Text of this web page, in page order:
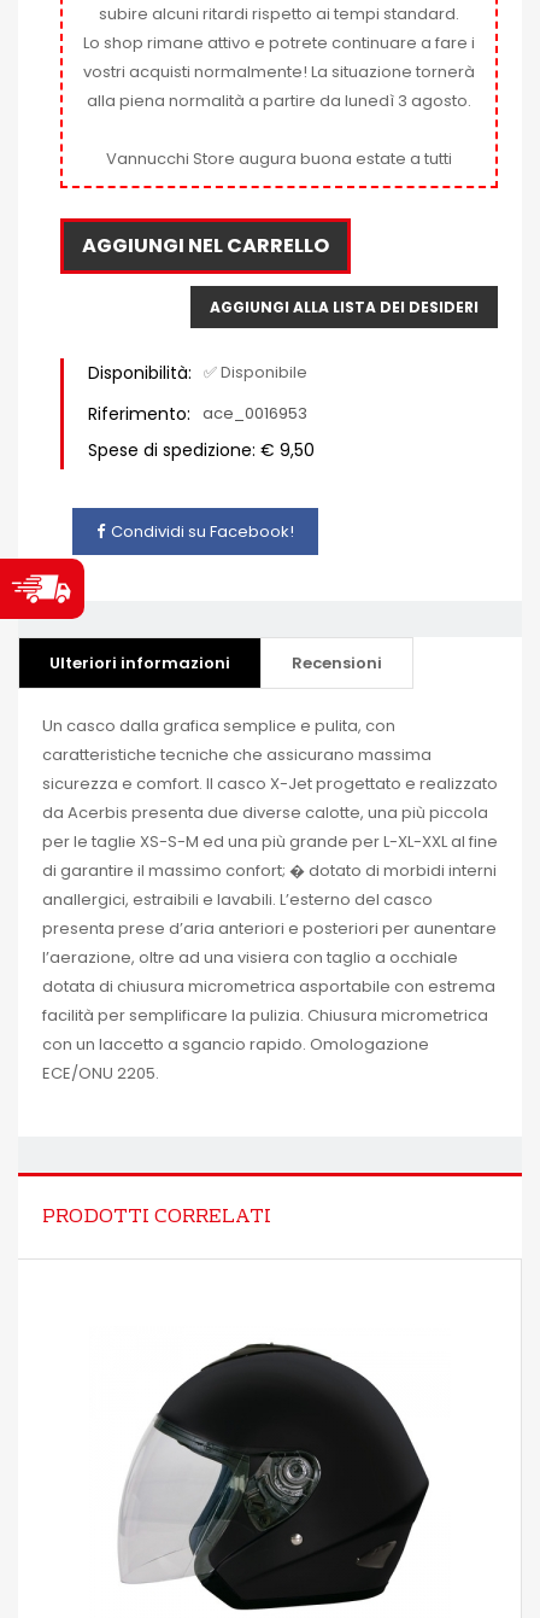
subire alcuni ritardi rispetto ai tempi standard.
Lo shop rimane attivo e potrete continuare a fare i
vostri acquisti normalmente! La situazione tornerà
alla piena normalità a partire da lunedì 3 agosto.
Vannucchi Store augura buona estate a tutti
AGGIUNGI NEL CARRELLO
AGGIUNGI ALLA LISTA DEI DESIDERI
Disponibilità: ✅ Disponibile
Riferimento: ace_0016953
Spese di spedizione: € 9,50
Condividi su Facebook!
Ulteriori informazioni Recensioni
Un casco dalla grafica semplice e pulita, con
caratteristiche tecniche che assicurano massima
sicurezza e comfort. Il casco X-Jet progettato e realizzato
da Acerbis presenta due diverse calotte, una più piccola
per le taglie XS-S-M ed una più grande per L-XL-XXL al fine
di garantire il massimo confort; � dotato di morbidi interni
anallergici, estraibili e lavabili. L’esterno del casco
presenta prese d’aria anteriori e posteriori per aunentare
l’aerazione, oltre ad una visiera con taglio a occhiale
dotata di chiusura micrometrica asportabile con estrema
facilità per semplificare la pulizia. Chiusura micrometrica
con un laccetto a sgancio rapido. Omologazione
ECE/ONU 2205.
PRODOTTI CORRELATI